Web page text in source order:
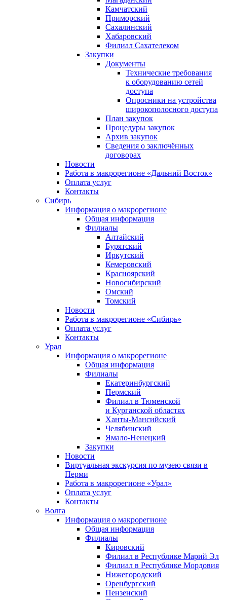
Камчатский
Приморский
Сахалинский
Хабаровский
Филиал Сахателеком
Закупки
Документы
Технические требования
к оборудованию сетей
доступа
Опросники на устройства
широкополосного доступа
План закупок
Процедуры закупок
Архив закупок
Сведения о заключённых
договорах
Новости
Работа в макрорегионе «Дальний Восток»
Оплата услуг
Контакты
Сибирь
Информация о макрорегионе
Общая информация
Филиалы
Алтайский
Бурятский
Иркутский
Кемеровский
Красноярский
Новосибирский
Омский
Томский
Новости
Работа в макрорегионе «Сибирь»
Оплата услуг
Контакты
Урал
Информация о макрорегионе
Общая информация
Филиалы
Екатеринбургский
Пермский
Филиал в Тюменской
и Курганской областях
Ханты-Мансийский
Челябинский
Ямало-Ненецкий
Закупки
Новости
Виртуальная экскурсия по музею связи в
Перми
Работа в макрорегионе «Урал»
Оплата услуг
Контакты
Волга
Информация о макрорегионе
Общая информация
Филиалы
Кировский
Филиал в Республике Марий Эл
Филиал в Республике Мордовия
Нижегородский
Оренбургский
Пензенский